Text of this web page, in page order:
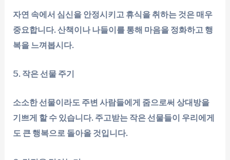
자연 속에서 심신을 안정시키고 휴식을 취하는 것은 매우
중요합니다. 산책이나 나들이를 통해 마음을 정화하고 행
복을 느껴봅시다.
5. 작은 선물 주기
소소한 선물이라도 주변 사람들에게 줌으로써 상대방을
기쁘게 할 수 있습니다. 주고받는 작은 선물들이 우리에게
도 큰 행복으로 돌아올 것입니다.